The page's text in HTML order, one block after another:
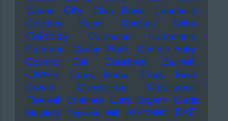
Waves
City Clive Davis
Coachella
Cockney Rebel
Cocteau Twins
Coldplay
Comedian Harmonists
Common
Conny Plank
Cosmic Baby
Cosmic Ear
Courtney Barnett
CRASS Crazy Horse
Crazy Town
Cream
Creedence Clearwater
Revival
Crutches Curd Jürgens Curtis
Mayfield Cypress Hill D3SM6ND DAF